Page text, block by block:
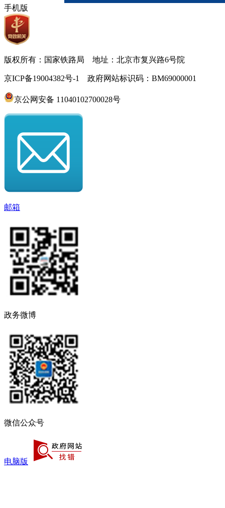
手机版
版权所有：国家铁路局 地址：北京市复兴路6号院
京ICP备19004382号-1 政府网站标识码：BM69000001
京公网安备 11040102700028号
邮箱
政务微博
微信公众号
电脑版